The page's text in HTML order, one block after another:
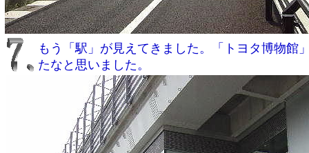
もう「駅」が見えてきました。「トヨタ博物館
たなと思いました。